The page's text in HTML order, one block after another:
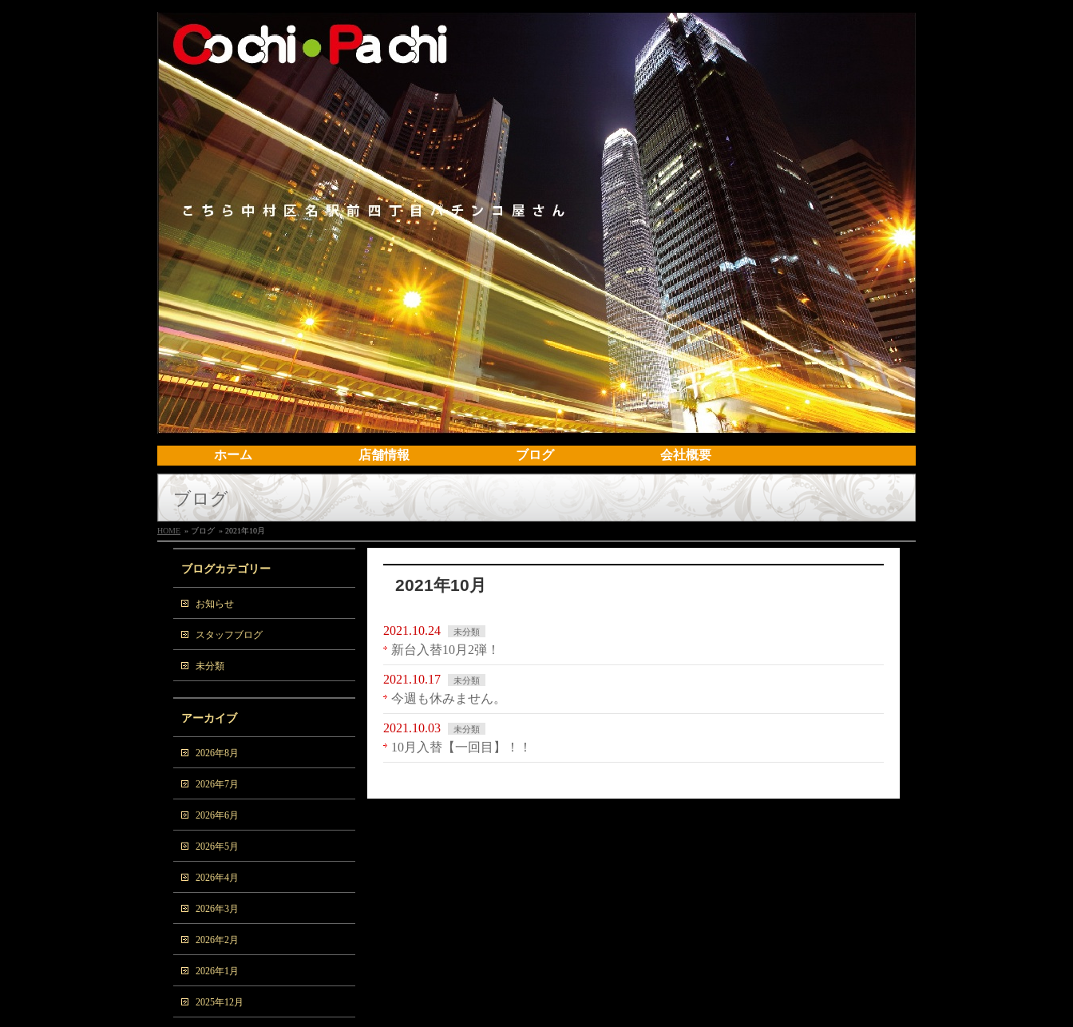
ホーム 店舗情報 ブログ 会社概要
ブログ
HOME » ブログ » 2021年10月
2021年10月
2021.10.24 未分類
新台入替10月2弾！
2021.10.17 未分類
今週も休みません。
2021.10.03 未分類
10月入替【一回目】！！
ブログカテゴリー
お知らせ
スタッフブログ
未分類
アーカイブ
2026年8月
2026年7月
2026年6月
2026年5月
2026年4月
2026年3月
2026年2月
2026年1月
2025年12月